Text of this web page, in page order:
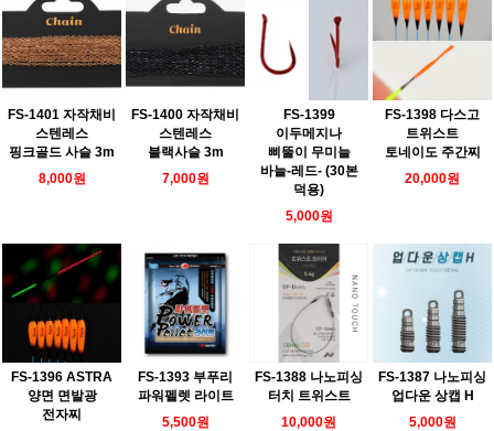
FS-1401 자작채비
스텐레스
핑크골드 사슬 3m
8,000원
FS-1400 자작채비
스텐레스
블랙사슬 3m
7,000원
FS-1399
이두메지나
삐뚤이 무미늘
바늘-레드- (30본
덕용)
5,000원
FS-1398 다스고
트위스트
토네이도 주간찌
20,000원
FS-1396 ASTRA
양면 면발광
전자찌
FS-1393 부푸리
파워펠렛 라이트
5,500원
FS-1388 나노피싱
터치 트위스트
10,000원
FS-1387 나노피싱
업다운 상캡 H
5,000원